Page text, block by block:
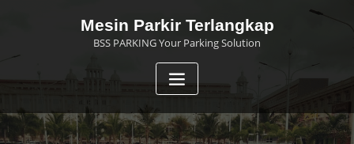
Mesin Parkir Terlangkap
BSS PARKING Your Parking Solution